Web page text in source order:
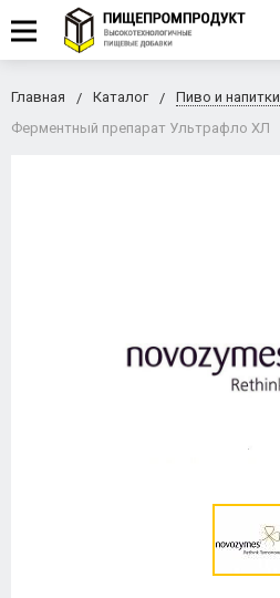
Главная Каталог
Пиво и напитки
Ферментный препарат Ультрафло ХЛ